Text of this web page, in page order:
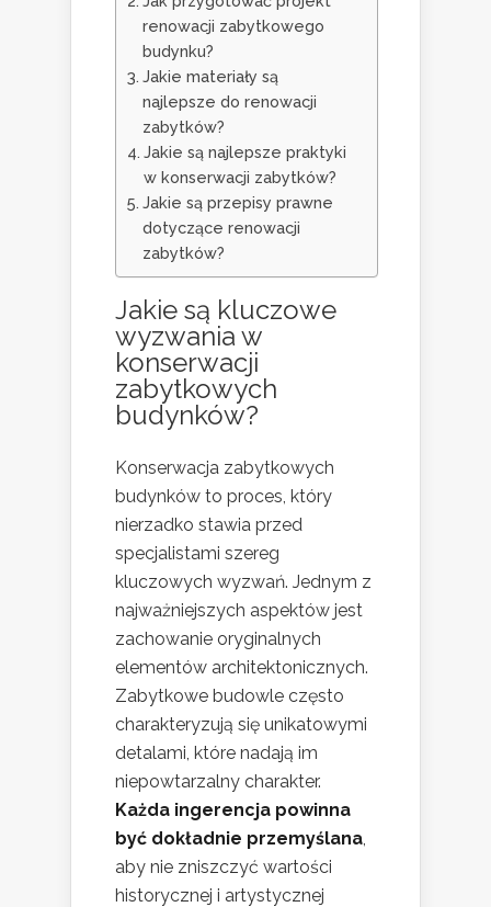
renowacji zabytkowego
budynku?
Jakie materiały są
najlepsze do renowacji
zabytków?
Jakie są najlepsze praktyki
w konserwacji zabytków?
Jakie są przepisy prawne
dotyczące renowacji
zabytków?
Jakie są kluczowe
wyzwania w
konserwacji
zabytkowych
budynków?
Konserwacja zabytkowych
budynków to proces, który
nierzadko stawia przed
specjalistami szereg
kluczowych wyzwań. Jednym z
najważniejszych aspektów jest
zachowanie oryginalnych
elementów architektonicznych.
Zabytkowe budowle często
charakteryzują się unikatowymi
detalami, które nadają im
niepowtarzalny charakter.
Każda ingerencja powinna
być dokładnie przemyślana
aby nie zniszczyć wartości
historycznej i artystycznej